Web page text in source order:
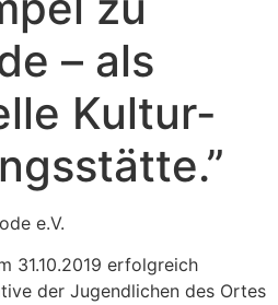
– als
Kultur-
e.V.
31.10.2019 erfolgreich
der Jugendlichen des Ortes